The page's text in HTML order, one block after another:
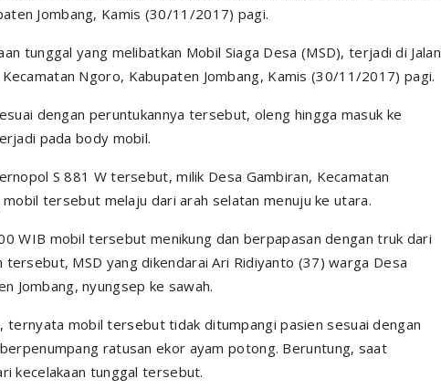
Jombang, Kamis (30/11/2017) pagi.
tunggal yang melibatkan Mobil Siaga Desa (MSD), terjadi di Jalan
Ngoro, Kabupaten Jombang, Kamis (30/11/2017) pagi.
dengan peruntukannya tersebut, oleng hingga masuk ke
pada body mobil.
S 881 W tersebut, milik Desa Gambiran, Kecamatan
tersebut melaju dari arah selatan menuju ke utara.
WIB mobil tersebut menikung dan berpapasan dengan truk dari
tersebut, MSD yang dikendarai Ari Ridiyanto (37) warga Desa
Jombang, nyungsep ke sawah.
ternyata mobil tersebut tidak ditumpangi pasien sesuai dengan
ratusan ekor ayam potong. Beruntung, saat
kecelakaan tunggal tersebut.